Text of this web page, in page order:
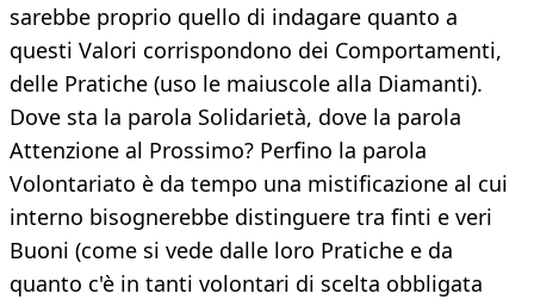
sarebbe proprio quello di indagare quanto a
questi Valori corrispondono dei Comportamenti,
delle Pratiche (uso le maiuscole alla Diamanti).
Dove sta la parola Solidarietà, dove la parola
Attenzione al Prossimo? Perfino la parola
Volontariato è da tempo una mistificazione al cui
interno bisognerebbe distinguere tra finti e veri
Buoni (come si vede dalle loro Pratiche e da
quanto c'è in tanti volontari di scelta obbligata